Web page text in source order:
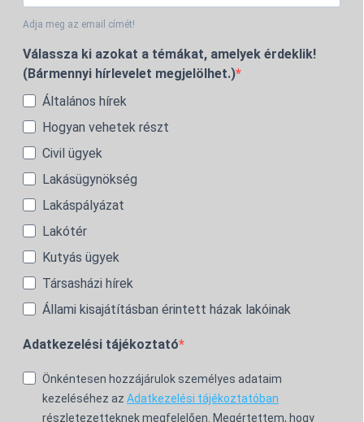
Adja meg az email címét!
Válassza ki azokat a témákat, amelyek érdeklik!
(Bármennyi hírlevelet megjelölhet.)
Általános hírek
Hogyan vehetek részt
Civil ügyek
Lakásügynökség
Lakáspályázat
Lakótér
Kutyás ügyek
Társasházi hírek
Állami kisajátításban érintett házak lakóinak
Adatkezelési tájékoztató
Önkéntesen hozzájárulok személyes adataim
kezeléséhez az Adatkezelési tájékoztatóban
részletezetteknek megfelelően. Megértettem, hogy